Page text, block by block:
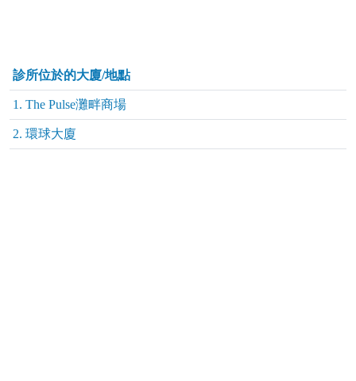
診所位於的大廈/地點
1. The Pulse灘畔商場
2. 環球大廈